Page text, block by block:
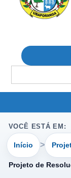
for:
VOCÊ ESTÁ EM:
Início
Projeto de